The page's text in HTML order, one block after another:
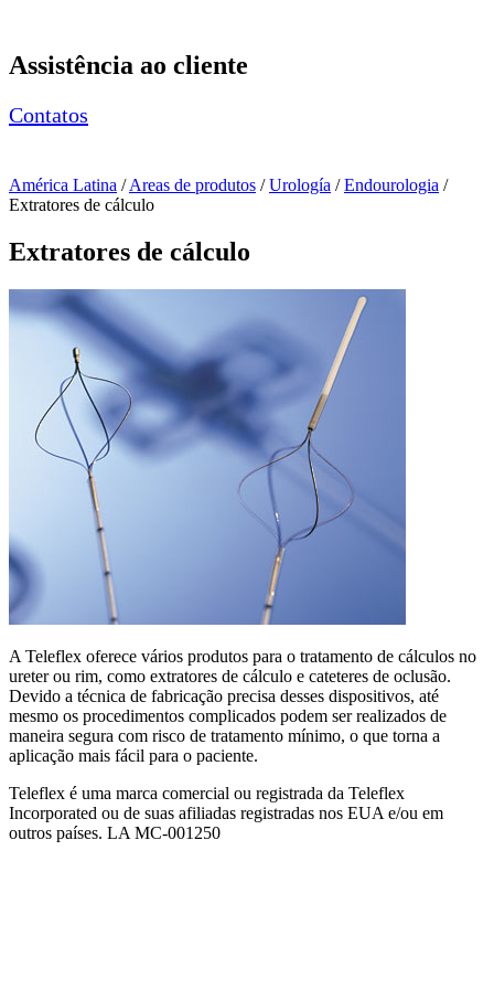
Assistência ao cliente
Contatos
América Latina /Areas de produtos /Urología /Endourologia /
Extratores de cálculo
Extratores de cálculo
A Teleflex oferece vários produtos para o tratamento de cálculos no
ureter ou rim, como extratores de cálculo e cateteres de oclusão.
Devido a técnica de fabricação precisa desses dispositivos, até
mesmo os procedimentos complicados podem ser realizados de
maneira segura com risco de tratamento mínimo, o que torna a
aplicação mais fácil para o paciente.
Teleflex é uma marca comercial ou registrada da Teleflex
Incorporated ou de suas afiliadas registradas nos EUA e/ou em
outros países. LA MC-001250